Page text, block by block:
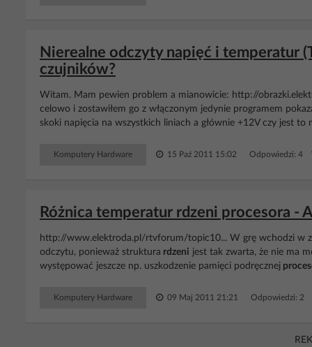
Nierealne odczyty napięć i temperatur
czujników?
Witam. Mam pewien problem a mianowicie: http://
celowo i zostawiłem go z włączonym jedynie programem
skoki napięcia na wszystkich liniach a głównie +12V czy jest
Komputery Hardware 15 Paź 2011 15:02 Odpowiedzi: 4
Różnica temperatur rdzeni procesora -
http://www.elektroda.pl/rtvforum/topic10... W grę wchodzi w
odczytu, ponieważ struktura rdzeni jest tak zwarta, że nie ma
występować jeszcze np. uszkodzenie pamięci podręcznej
Komputery Hardware 09 Maj 2011 21:21 Odpowiedzi: 2